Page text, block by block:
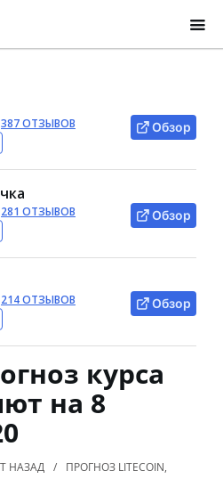
387 ОТЗЫВОВ
Обзор
281 ОТЗЫВОВ
Обзор
214 ОТЗЫВОВ
Обзор
курса
на 8
НАЗАД ПРОГНОЗ LITECOIN,